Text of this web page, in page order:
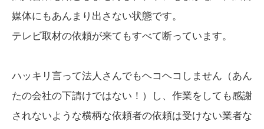
媒体にもあんまり出さない状態です。
テレビ取材の依頼が来てもすべて断っています。
ハッキリ言って法人さんでもヘコヘコしません（あん
たの会社の下請けではない！）し、作業をしても感謝
されないような横柄な依頼者の依頼は受けない業者な